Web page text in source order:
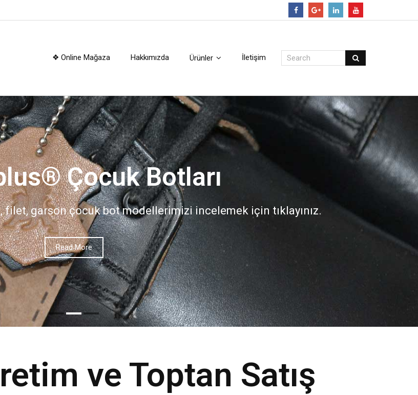
❖ Online Mağaza Hakkımızda Ürünler İletişim
Çocuk Botları
garson çocuk bot modellerimizi incelemek için tıklayınız.
Read More
ve Toptan Satış